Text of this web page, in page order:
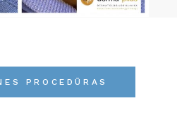
PROCEDŪRAS